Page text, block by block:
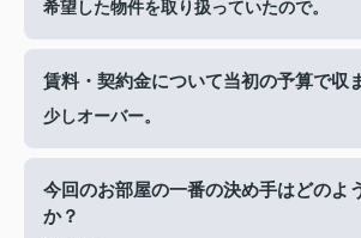
希望した物件を取り扱っていたので。
賃料・契約金について当初の予算で収
少しオーバー。
今回のお部屋の一番の決め手はどのよ
か？